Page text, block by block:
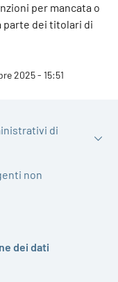
per mancata o
parte dei titolari di
2025 - 15:51
di
non
dei dati